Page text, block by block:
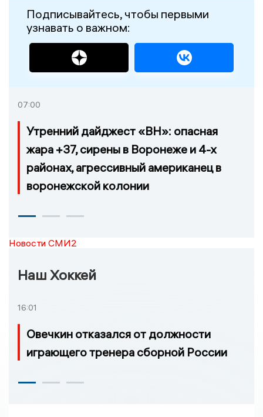
Подписывайтесь, чтобы первыми
узнавать о важном:
07:00
Утренний дайджест «ВН»: опасная
жара +37, сирены в Воронеже и 4-х
районах, агрессивный американец в
воронежской колонии
Новости СМИ2
Наш Хоккей
16:01
Овечкин отказался от должности
играющего тренера сборной России